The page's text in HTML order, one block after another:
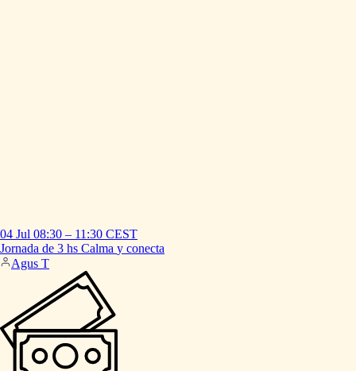
04 Jul 08:30 – 11:30 CEST
Jornada de 3 hs Calma y conecta
Agus T